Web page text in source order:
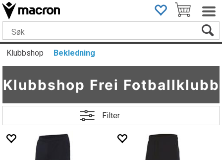
Klubbshop Bekledning
Klubbshop Frei Fotballklubb
Filter